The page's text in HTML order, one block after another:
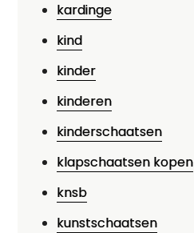
kardinge
kind
kinder
kinderen
kinderschaatsen
klapschaatsen kopen
knsb
kunstschaatsen